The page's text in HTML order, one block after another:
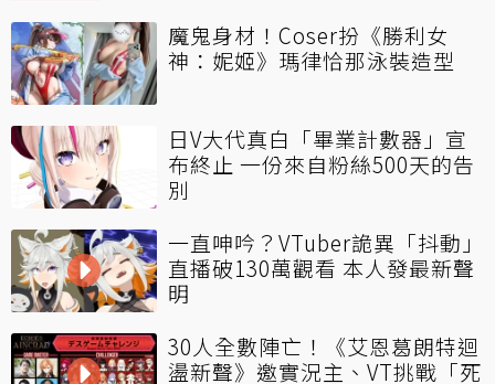
魔鬼身材！Coser扮《勝利女
神：妮姬》瑪律恰那泳裝造型
日V大代真白「畢業計數器」宣
布終止 一份來自粉絲500天的告
別
一直呻吟？VTuber詭異「抖動」
直播破130萬觀看 本人發最新聲
明
30人全數陣亡！《艾恩葛朗特迴
盪新聲》邀實況主、VT挑戰「死